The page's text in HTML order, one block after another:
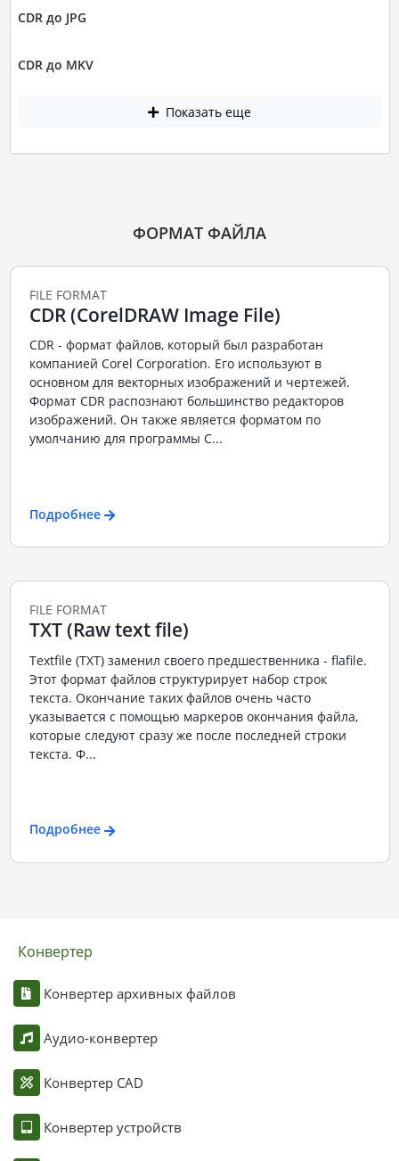
CDR до JPG
CDR до MKV
Показать еще
ФОРМАТ ФАЙЛА
FILE FORMAT
CDR (CorelDRAW Image File)
CDR - формат файлов, который был разработан
компанией Corel Corporation. Его используют в
основном для векторных изображений и чертежей.
Формат CDR распознают большинство редакторов
изображений. Он также является форматом по
умолчанию для программы C...
Подробнее
FILE FORMAT
TXT (Raw text file)
Textfile (TXT) заменил своего предшественника - flafile.
Этот формат файлов структурирует набор строк
текста. Окончание таких файлов очень часто
указывается с помощью маркеров окончания файла,
которые следуют сразу же после последней строки
текста. Ф...
Подробнее
Конвертер
Конвертер архивных файлов
Аудио-конвертер
Конвертер CAD
Конвертер устройств